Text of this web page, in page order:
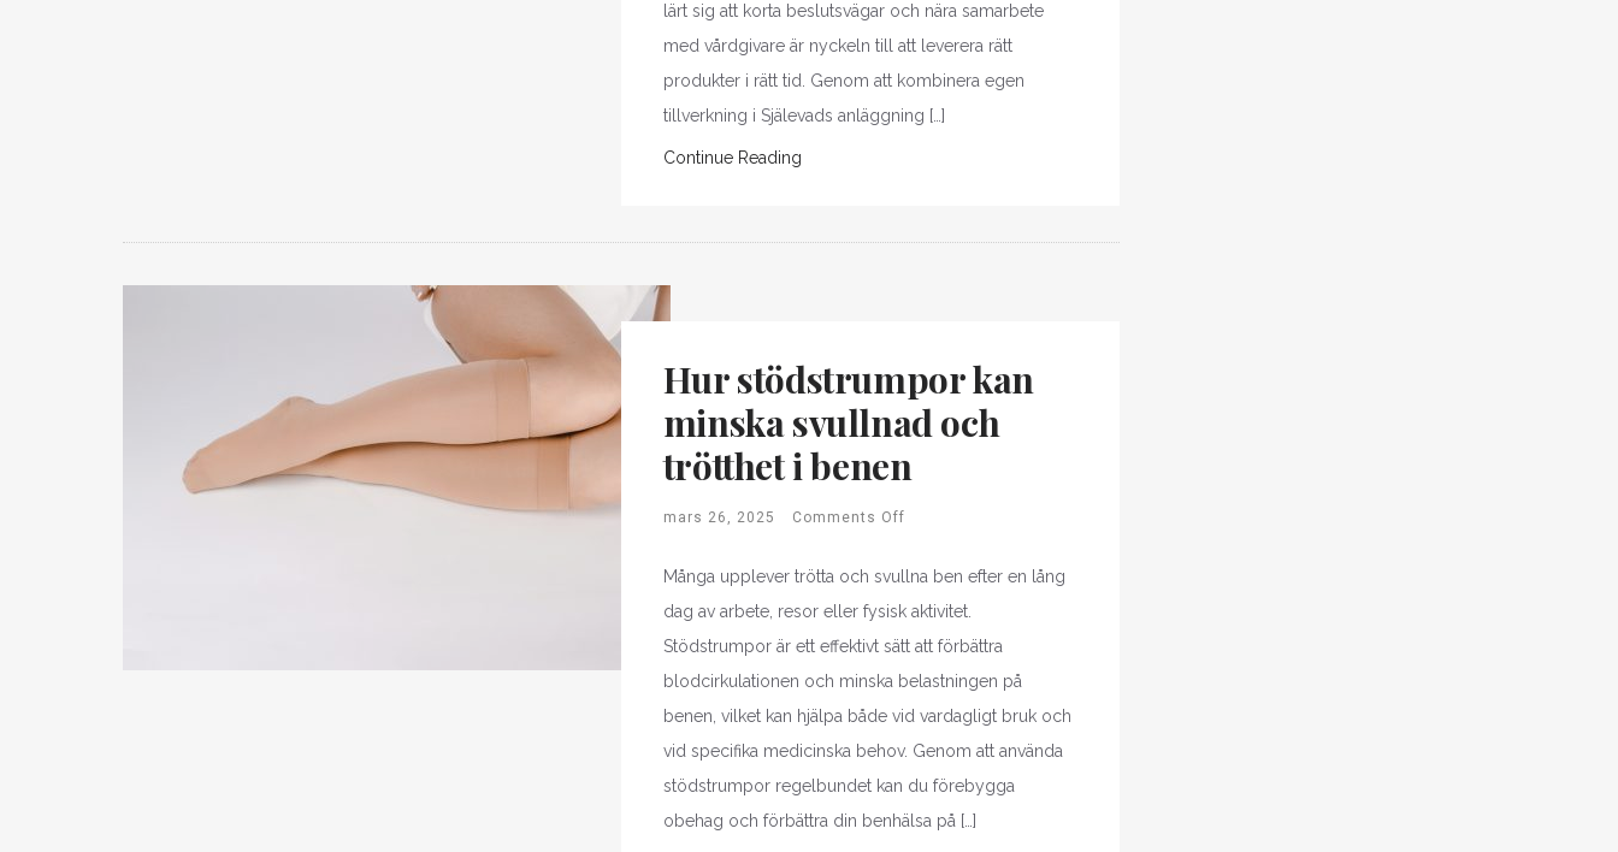
lärt sig att korta beslutsvägar och nära samarbete
med vårdgivare är nyckeln till att leverera rätt
produkter i rätt tid. Genom att kombinera egen
tillverkning i Själevads anläggning […]
Continue Reading
Hur stödstrumpor kan
minska svullnad och
trötthet i benen
mars 26, 2025 Comments Off
Många upplever trötta och svullna ben efter en lång
dag av arbete, resor eller fysisk aktivitet.
Stödstrumpor är ett effektivt sätt att förbättra
blodcirkulationen och minska belastningen på
benen, vilket kan hjälpa både vid vardagligt bruk och
vid specifika medicinska behov. Genom att använda
stödstrumpor regelbundet kan du förebygga
obehag och förbättra din benhälsa på […]